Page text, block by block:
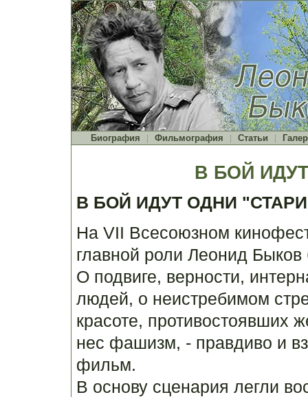
Биография Фильмография Статьи
В БОЙ
В БОЙ ИДУТ ОДНИ
На VII Всесоюзном
главной роли Леонид
О подвиге, верности,
людей, о неистребимом
красоте, противостоявших
нес фашизм, - правдиво и
фильм.
В основу сценария легли